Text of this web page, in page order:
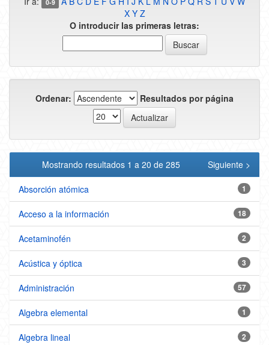
0-9
X Y Z
O introducir las primeras letras:
Ordenar: Resultados por página
Mostrando resultados 1 a 20 de 285 Siguiente >
Absorción atómica 1
Acceso a la información 18
Acetaminofén 2
Acústica y óptica 3
Administración 57
Algebra elemental 1
Algebra lineal 2